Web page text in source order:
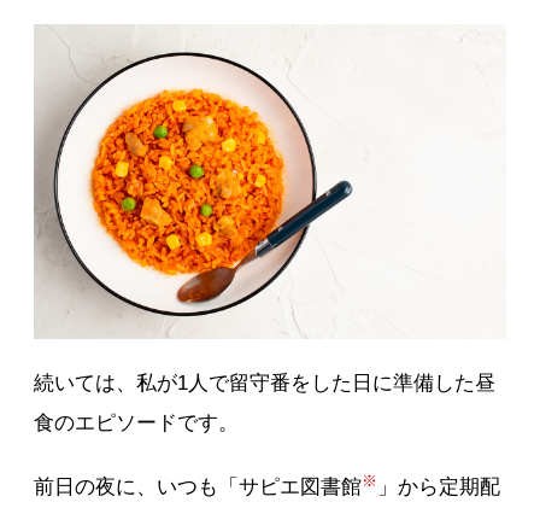
続いては、私が1人で留守番をした日に準備した昼
食のエピソードです。
前日の夜に、いつも「サピエ図書館※ 」から定期配